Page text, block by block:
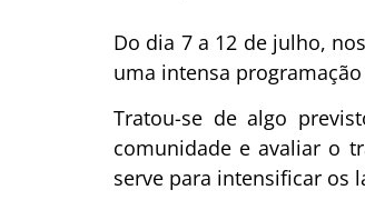
Do dia 7 a 12 de julho,
uma intensa
Tratou-se de algo
comunidade e avaliar o
serve para intensificar os